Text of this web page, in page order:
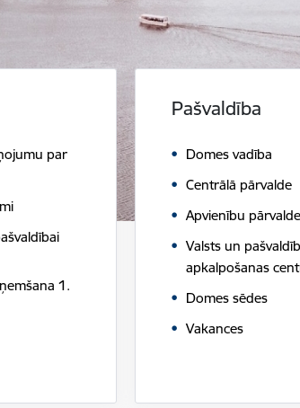
par
1.
Pašvaldība
Domes vadība
Centrālā pārvalde
Apvienību
Valsts un
apkalpošanas
Domes sēdes
Vakances